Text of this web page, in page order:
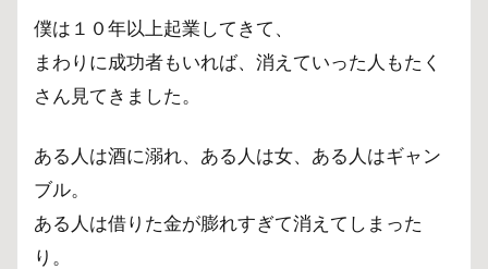
僕は１０年以上起業してきて、
まわりに成功者もいれば、消えていった人もたく
さん見てきました。
ある人は酒に溺れ、ある人は女、ある人はギャン
ブル。
ある人は借りた金が膨れすぎて消えてしまった
り。